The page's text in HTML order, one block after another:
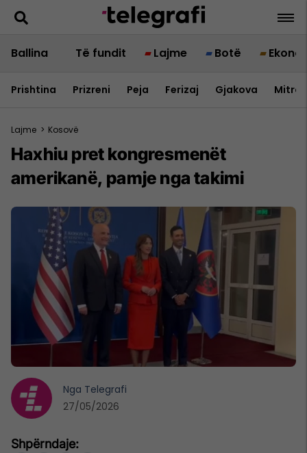
Ballina Të fundit Lajme Botë
Prishtina Prizreni Peja Ferizaj Gjakova
Lajme > Kosovë
Haxhiu pret kongresmenët
amerikanë, pamje nga takimi
Nga Telegrafi
27/05/2026